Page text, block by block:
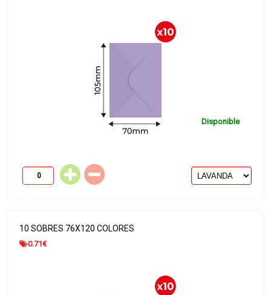
Disponible
10 SOBRES 76X120 COLORES
0.71€